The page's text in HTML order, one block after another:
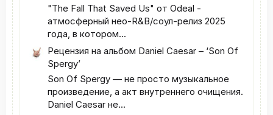
"The Fall That Saved Us" от Odeal -
атмосферный нео‑R&B/соул‑релиз 2025
года, в котором...
Рецензия на альбом Daniel Caesar – ‘Son Of
Spergy’
Son Of Spergy — не просто музыкальное
произведение, а акт внутреннего очищения.
Daniel Caesar не...